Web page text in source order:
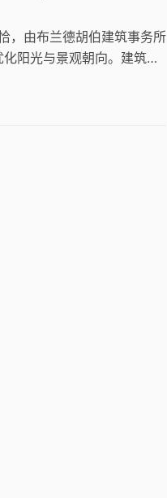
，由布兰德胡伯建筑事务所
阳光与景观朝向。建筑以